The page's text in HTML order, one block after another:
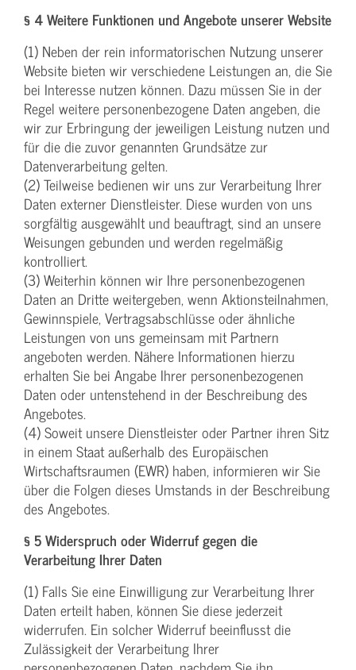
§ 4 Weitere Funktionen und Angebote unserer Website
(1) Neben der rein informatorischen Nutzung unserer
Website bieten wir verschiedene Leistungen an, die Sie
bei Interesse nutzen können. Dazu müssen Sie in der
Regel weitere personenbezogene Daten angeben, die
wir zur Erbringung der jeweiligen Leistung nutzen und
für die die zuvor genannten Grundsätze zur
Datenverarbeitung gelten.
(2) Teilweise bedienen wir uns zur Verarbeitung Ihrer
Daten externer Dienstleister. Diese wurden von uns
sorgfältig ausgewählt und beauftragt, sind an unsere
Weisungen gebunden und werden regelmäßig
kontrolliert.
(3) Weiterhin können wir Ihre personenbezogenen
Daten an Dritte weitergeben, wenn Aktionsteilnahmen,
Gewinnspiele, Vertragsabschlüsse oder ähnliche
Leistungen von uns gemeinsam mit Partnern
angeboten werden. Nähere Informationen hierzu
erhalten Sie bei Angabe Ihrer personenbezogenen
Daten oder untenstehend in der Beschreibung des
Angebotes.
(4) Soweit unsere Dienstleister oder Partner ihren Sitz
in einem Staat außerhalb des Europäischen
Wirtschaftsraumen (EWR) haben, informieren wir Sie
über die Folgen dieses Umstands in der Beschreibung
des Angebotes.
§ 5 Widerspruch oder Widerruf gegen die
Verarbeitung Ihrer Daten
(1) Falls Sie eine Einwilligung zur Verarbeitung Ihrer
Daten erteilt haben, können Sie diese jederzeit
widerrufen. Ein solcher Widerruf beeinflusst die
Zulässigkeit der Verarbeitung Ihrer